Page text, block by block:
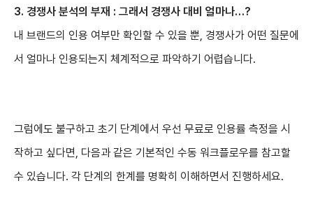
3. 경쟁사 분석의 부재 : 그래서 경쟁사 대비 얼마나…?
내 브랜드의 인용 여부만 확인할 수 있을 뿐, 경쟁사가 어떤 질문에
서 얼마나 인용되는지 체계적으로 파악하기 어렵습니다.
그럼에도 불구하고 초기 단계에서 우선 무료로 인용률 측정을 시
작하고 싶다면, 다음과 같은 기본적인 수동 워크플로우를 참고할
수 있습니다. 각 단계의 한계를 명확히 이해하면서 진행하세요.